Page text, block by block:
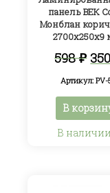
панель ВЕК
Монблан
598₽
Артикул: PV-
В
В